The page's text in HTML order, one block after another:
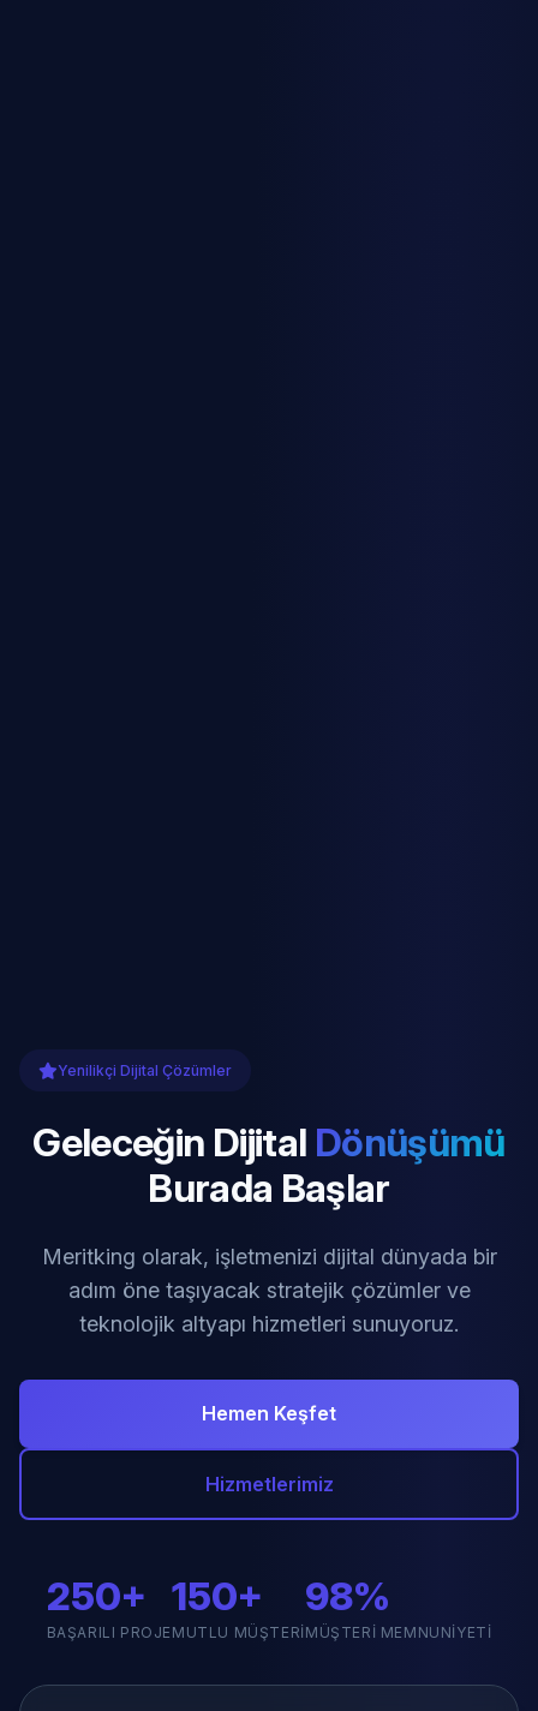
Yenilikçi Dijital Çözümler
Geleceğin Dijital Dönüşümü
Burada Başlar
Meritking olarak, işletmenizi dijital dünyada bir
adım öne taşıyacak stratejik çözümler ve
teknolojik altyapı hizmetleri sunuyoruz.
Hemen Keşfet
Hizmetlerimiz
250+
BAŞARILI PROJE
150+
MUTLU MÜŞTERI
98%
MÜŞTERI MEMNUNIYETI